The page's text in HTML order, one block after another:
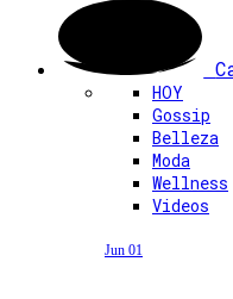
HOY
Gossip
Belleza
Moda
Wellness
Videos
Jun 01